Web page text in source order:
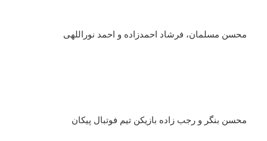
محسن مسلمان، فرشاد احمدزاده و احمد نوراللهی
محسن بنگر و رجب زاده بازیکن تیم فوتبال پیکان